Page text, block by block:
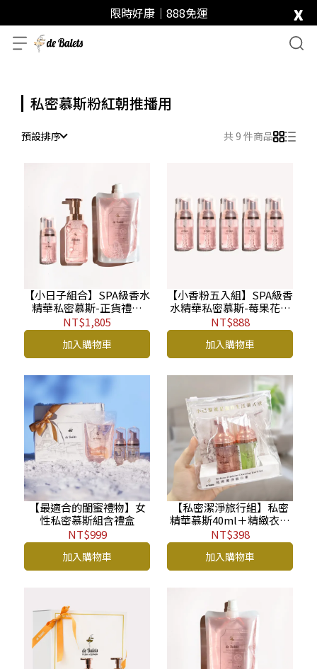
限時好康｜888免運 x
私密慕斯粉紅朝推播用
預設排序 共 9 件商品
【小日子組合】SPA級香水
精華私密慕斯-正貨禮盒
+補充包BP-CS
NT$1,805
加入購物車
【小香粉五入組】SPA級香
水精華私密慕斯-莓果花香
40ml BP
NT$888
加入購物車
【最適合的閨蜜禮物】女
性私密慕斯組含禮盒
NT$999
加入購物車
【私密潔淨旅行組】私密
精華慕斯40ml＋精緻衣物
手洗精40ml+防水化妝包
NT$398
加入購物車